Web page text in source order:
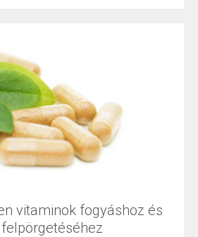
vitaminok fogyáshoz és